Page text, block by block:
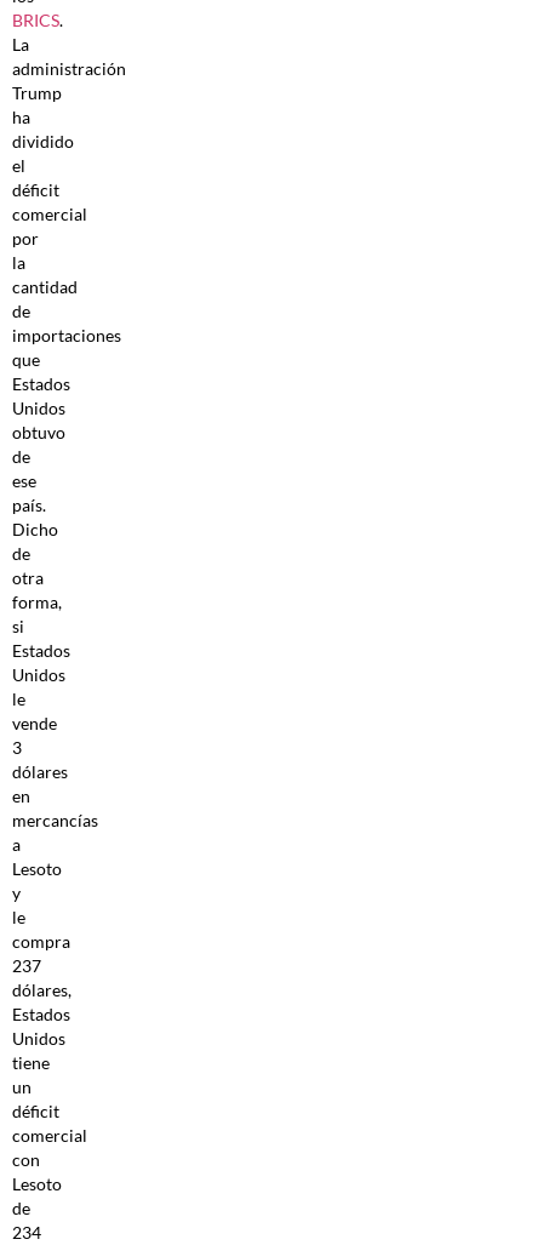
BRICS.
La
administración
Trump
ha
dividido
el
déficit
comercial
por
la
cantidad
de
importaciones
que
Estados
Unidos
obtuvo
de
ese
país.
Dicho
de
otra
forma,
si
Estados
Unidos
le
vende
3
dólares
en
mercancías
a
Lesoto
y
le
compra
237
dólares,
Estados
Unidos
tiene
un
déficit
comercial
con
Lesoto
de
234